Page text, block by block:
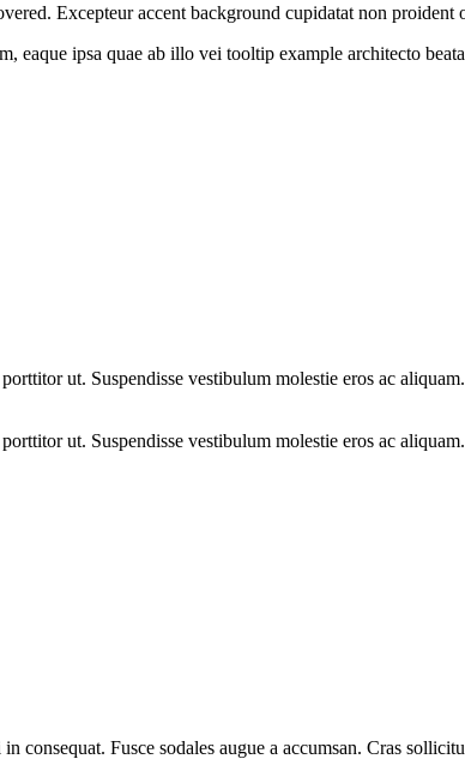
Excepteuraccent background cupidatat non proident
eaque ipsa quae ab illo vei tooltip example architecto
ut. Suspendisse vestibulum molestie eros ac
ut. Suspendisse vestibulum molestie eros ac
consequat. Fusce sodales augue a accumsan. Cras